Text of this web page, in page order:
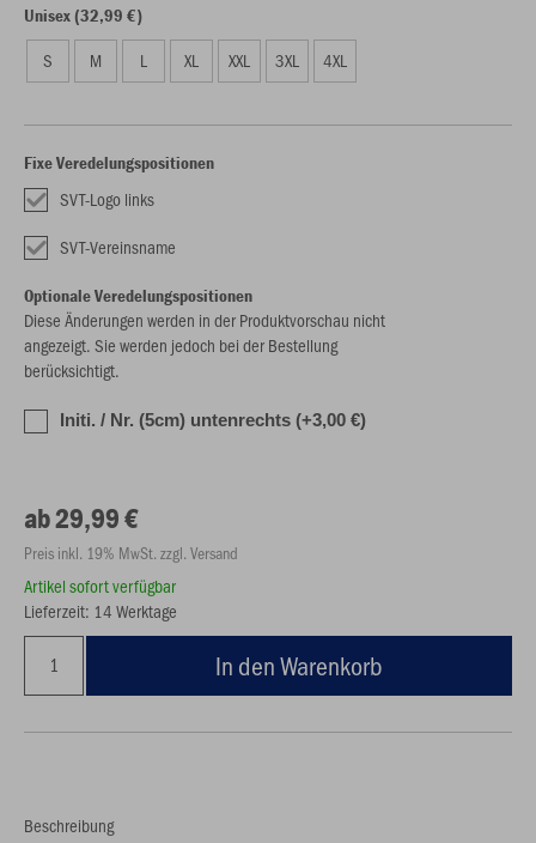
Unisex (32,99 €)
S M L XL XXL 3XL 4XL
Fixe Veredelungspositionen
SVT-Logo links
SVT-Vereinsname
Optionale Veredelungspositionen
Diese Änderungen werden in der Produktvorschau nicht
angezeigt. Sie werden jedoch bei der Bestellung
berücksichtigt.
Initi. / Nr. (5cm) untenrechts (+3,00 €)
ab 29,99 €
Preis inkl. 19% MwSt. zzgl. Versand
Artikel sofort verfügbar
Lieferzeit: 14 Werktage
In den Warenkorb
Beschreibung